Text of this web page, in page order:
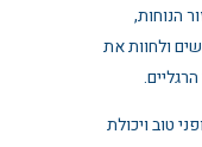
הנוחות,
ולחוות את
טוב ויכולת